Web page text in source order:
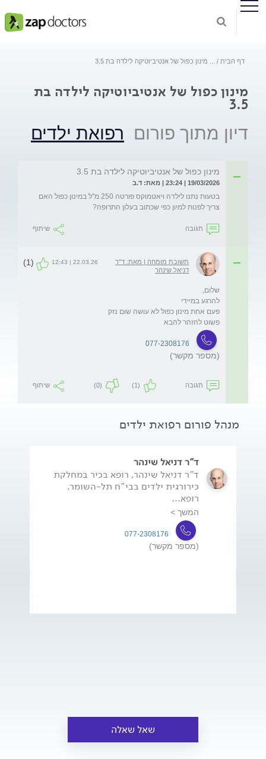
דף הבית מינון כפול של אנטיביוטיקה לילדה בת 3.5
מינון כפול של אנטיביוטיקה לילדה בת
3.5
דיון מתוך פורום רפואת ילדים
מינון כפול של אנטיביוטיקה לילדה בת 3.5
19/03/2026 | 23:24 | מאת: ד.ב
בטעות נתנו לילדה ויאטמוקס פורטה 250 מ"ל במינון כפול האם
צריך לפנות למיון כפי שכתוב בעלון התרופה?
תגובה שיתוף
תשובת מומחה | מאת: ד"ר
דניאל שינהר
22.03.26 | 12:43
(1)
פשוט להזהר להבא
077-2308176
(מספר מקשר)
תגובה (1)
(0) שיתוף
מנהל פורום רפואת ילדים
ד"ר דניאל שינהר
ד"ר דניאל שינהר, רופא בכיר במחלקת
כירורגית ילדים בבי"ח תל-השומר,
רופא...
המשך >
077-2308176
(מספר מקשר)
שאל שאלה